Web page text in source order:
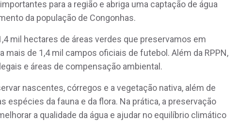
para a região e abriga uma captação de água
da população de Congonhas.
mil hectares de áreas verdes que preservamos em
mais de 1,4 mil campos oficiais de futebol. Além da RPPN,
e áreas de compensação ambiental.
nascentes, córregos e a vegetação nativa, além de
espécies da fauna e da flora. Na prática, a preservação
a qualidade da água e ajudar no equilíbrio climático